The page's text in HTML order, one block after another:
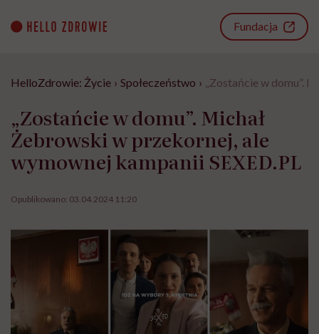
content
Fundacja
HelloZdrowie: Życie › Społeczeństwo › „Zostańcie w domu”.
„Zostańcie w domu”. Michał
Żebrowski w przekornej, ale
wymownej kampanii SEXED.PL
Opublikowano: 03.04.2024 11:20